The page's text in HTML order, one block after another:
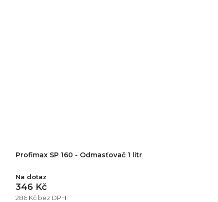
Profimax SP 160 - Odmasťovač 1 litr
Na dotaz
286 Kč bez DPH
346 Kč